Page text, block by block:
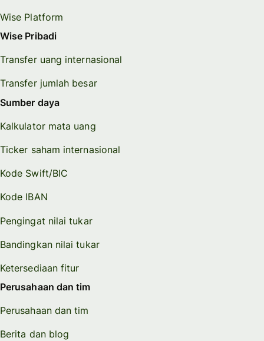
Wise Platform
Wise Pribadi
Transfer uang internasional
Transfer jumlah besar
Sumber daya
Kalkulator mata uang
Ticker saham internasional
Kode Swift/BIC
Kode IBAN
Pengingat nilai tukar
Bandingkan nilai tukar
Ketersediaan fitur
Perusahaan dan tim
Perusahaan dan tim
Berita dan blog